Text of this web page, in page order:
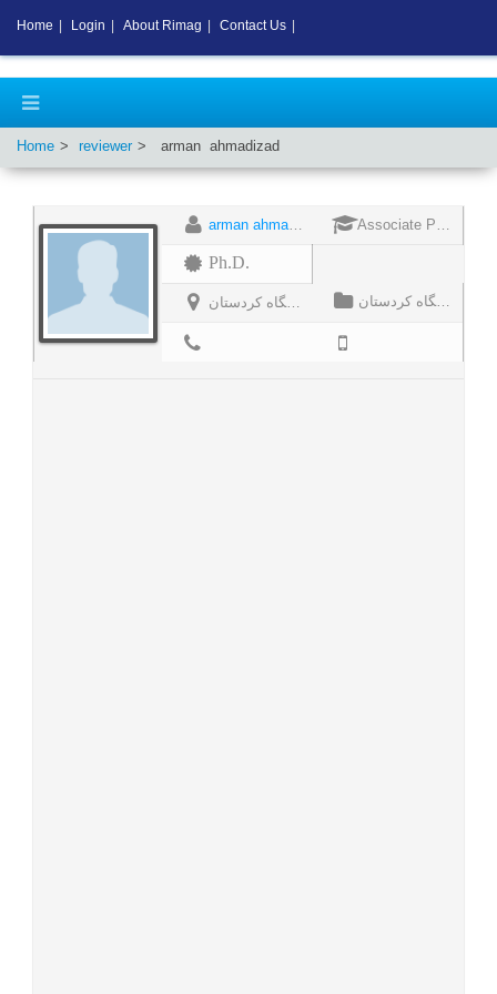
Home reviewer arman ahmadizad
arman ahmadizad Associate Professor
Ph.D.
استادیار گروه مدیریت بازرگانی دانشگاه کردستان استادیار گروه مدیریت بازرگانی دانشگاه کردستان
Home Login About Rimag Contact Us